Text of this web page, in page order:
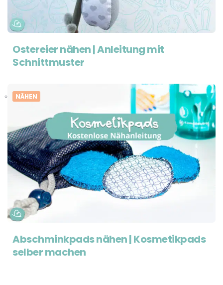
Ostereier nähen | Anleitung mit
Schnittmuster
NÄHEN
Abschminkpads nähen | Kosmetikpads
selber machen